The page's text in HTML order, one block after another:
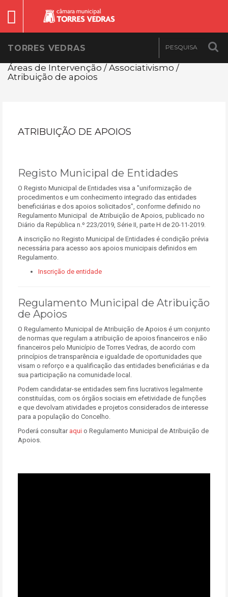
TORRES VEDRAS
Áreas de Intervenção / Associativismo /
Atribuição de apoios
ATRIBUIÇÃO DE APOIOS
Registo Municipal de Entidades
O Registo Municipal de Entidades visa a "uniformização de
procedimentos e um conhecimento integrado das entidades
beneficiárias e dos apoios solicitados", conforme definido no
Regulamento Municipal de Atribuição de Apoios, publicado no
Diário da República n.º 223/2019, Série II, parte H de 20-11-2019.
A inscrição no Registo Municipal de Entidades é condição prévia
necessária para acesso aos apoios municipais definidos em
Regulamento.
Inscrição de entidade
Regulamento Municipal de Atribuição
de Apoios
O Regulamento Municipal de Atribuição de Apoios é um conjunto
de normas que regulam a atribuição de apoios financeiros e não
financeiros pelo Município de Torres Vedras, de acordo com
princípios de transparência e igualdade de oportunidades que
visam o reforço e a qualificação das entidades beneficiárias e da
sua participação na comunidade local.
Podem candidatar-se entidades sem fins lucrativos legalmente
constituídas, com os órgãos sociais em efetividade de funções
e que devolvam atividades e projetos considerados de interesse
para a população do Concelho.
Poderá consultar aqui o Regulamento Municipal de Atribuição de
Apoios.